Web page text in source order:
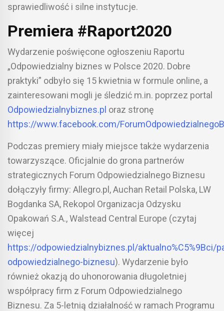
sprawiedliwość i silne instytucje.
Premiera #Raport2020
Wydarzenie poświęcone ogłoszeniu Raportu
„Odpowiedzialny biznes w Polsce 2020. Dobre
praktyki” odbyło się 15 kwietnia w formule online, a
zainteresowani mogli je śledzić m.in. poprzez portal
Odpowiedzialnybiznes.pl oraz stronę
https://www.facebook.com/
Podczas premiery miały miejsce także wydarzenia
towarzyszące. Oficjalnie do grona partnerów
strategicznych Forum Odpowiedzialnego Biznesu
dołączyły firmy: Allegro.pl, Auchan Retail Polska, LW
Bogdanka SA, Rekopol Organizacja Odzysku
Opakowań S.A., Walstead Central Europe (czytaj
więcej
https://odpowiedzialnybiznes.pl/aktualno%C5%9Bci/
odpowiedzialnego-biznesu). Wydarzenie było
również okazją do uhonorowania długoletniej
współpracy firm z Forum Odpowiedzialnego
Biznesu. Za 5-letnią działalność w ramach Programu